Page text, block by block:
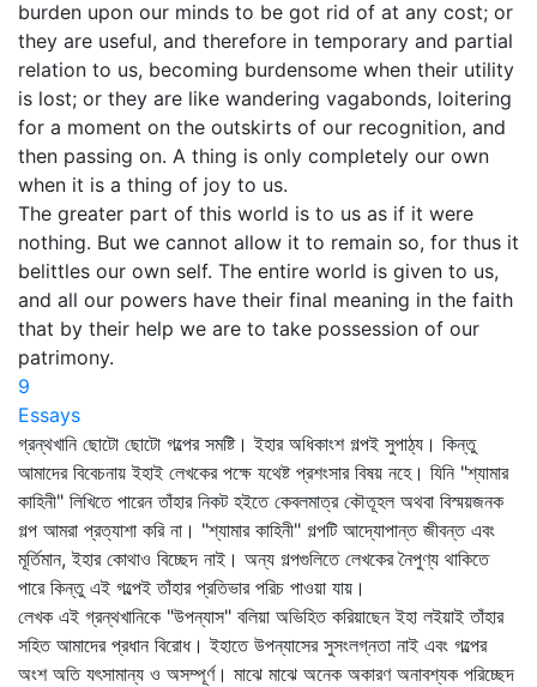
burden upon our minds to be got rid of at any cost; or
they are useful, and therefore in temporary and partial
relation to us, becoming burdensome when their utility
is lost; or they are like wandering vagabonds, loitering
for a moment on the outskirts of our recognition, and
then passing on. A thing is only completely our own
when it is a thing of joy to us.
The greater part of this world is to us as if it were
nothing. But we cannot allow it to remain so, for thus it
belittles our own self. The entire world is given to us,
and all our powers have their final meaning in the faith
that by their help we are to take possession of our
patrimony.
9
Essays
গ্রন্থখানি ছোটো ছোটো গল্পের সমষ্টি। ইহার অধিকাংশ গল্পই সুপাঠ্য। কিন্তু
আমাদের বিবেচনায় ইহাই লেখকের পক্ষে যথেষ্ট প্রশংসার বিষয় নহে। যিনি "শ্যামার
কাহিনী" লিখিতে পারেন তাঁহার নিকট হইতে কেবলমাত্র কৌতূহল অথবা বিস্ময়জনক
গল্প আমরা প্রত্যাশা করি না। "শ্যামার কাহিনী" গল্পটি আদ্যোপান্ত জীবন্ত এবং
মূর্তিমান, ইহার কোথাও বিচ্ছেদ নাই। অন্য গল্পগুলিতে লেখকের নৈপুণ্য থাকিতে
পারে কিন্তু এই গল্পেই তাঁহার প্রতিভার পরিচ পাওয়া যায়।
লেখক এই গ্রন্থখানিকে "উপন্যাস" বলিয়া অভিহিত করিয়াছেন ইহা লইয়াই তাঁহার
সহিত আমাদের প্রধান বিরোধ। ইহাতে উপন্যাসের সুসংলগ্নতা নাই এবং গল্পের
অংশ অতি যৎসামান্য ও অসম্পূর্ণ। মাঝে মাঝে অনেক অকারণ অনাবশ্যক পরিচ্ছেদ